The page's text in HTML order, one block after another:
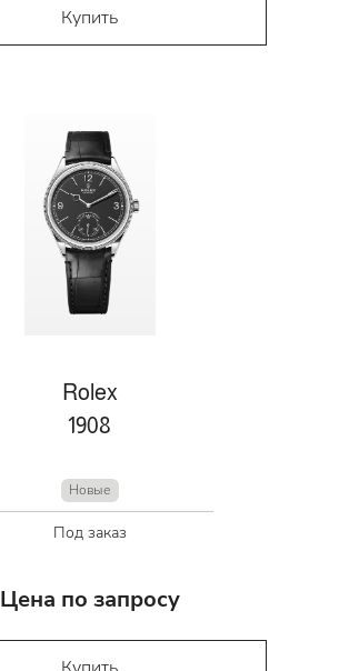
Купить
Rolex
1908
Новые
Под заказ
Цена по запросу